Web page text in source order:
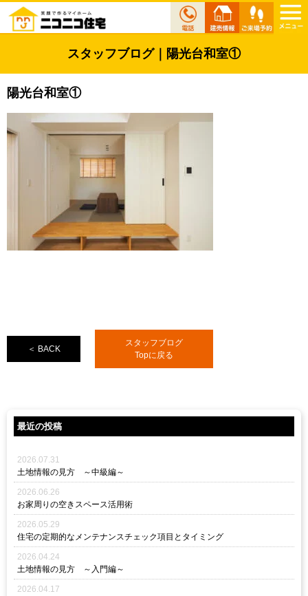
スタッフブログ｜陽光台和室①
陽光台和室①
＜ BACK
スタッフブログ
Topに戻る
最近の投稿
2026.07.31
土地情報の見方 ～中級編～
2026.06.26
お家周りの空きスペース活用術
2026.05.29
住宅の定期的なメンテナンスチェック項目とタイミング
2026.04.24
土地情報の見方 ～入門編～
2026.04.17